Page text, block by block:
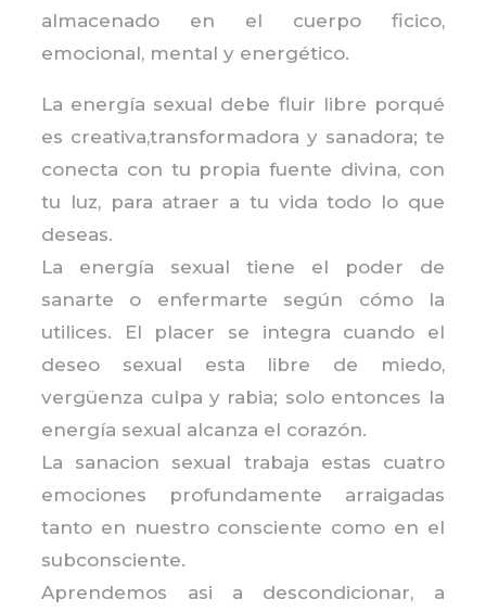
almacenado en el cuerpo ficico,
emocional, mental y energético.
La energía sexual debe fluir libre porqué
es creativa,transformadora y sanadora; te
conecta con tu propia fuente divina, con
tu luz, para atraer a tu vida todo lo que
deseas.
La energía sexual tiene el poder de
sanarte o enfermarte según cómo la
utilices. El placer se integra cuando el
deseo sexual esta libre de miedo,
vergüenza culpa y rabia; solo entonces la
energía sexual alcanza el corazón.
La sanacion sexual trabaja estas cuatro
emociones profundamente arraigadas
tanto en nuestro consciente como en el
subconsciente.
Aprendemos asi a descondicionar, a